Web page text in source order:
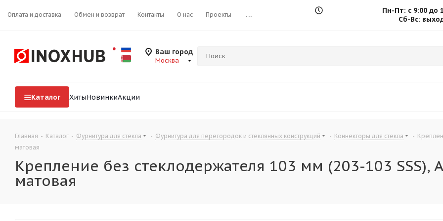
Оплата и доставка Обмен и возврат Контакты О нас Проекты ...
Пн-Пт: с 9:00 до
Сб-Вс:
Ваш город
Москва
Каталог ХитыНовинкиАкции
Главная - Каталог - Фурнитура для стекла - Фурнитура для перегородок и стеклянных конструкций - Коннекторы для стекла -
матовая
Крепление без стеклодержателя 103 мм (203-103 SSS),
матовая